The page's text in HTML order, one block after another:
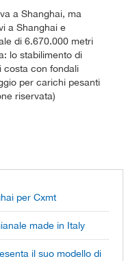
a Shanghai, ma
a Shanghai e
di 6.670.000 metri
lo stabilimento di
costa con fondali
per carichi pesanti
riservata)
per Cxmt
made in Italy
il suo modello di